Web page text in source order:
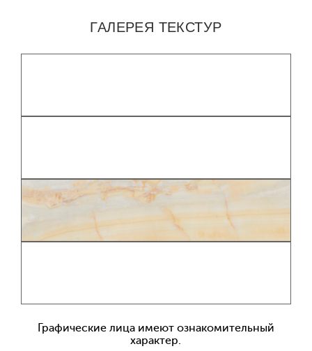
ГАЛЕРЕЯ ТЕКСТУР
Графические лица имеют ознакомительный
характер.